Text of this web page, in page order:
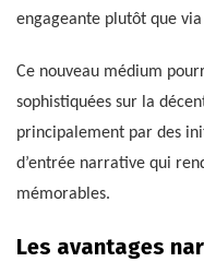
engageante plutôt que
Ce nouveau médium
sophistiquées sur la
principalement par des
d’entrée narrative qui
mémorables.
Les avantages